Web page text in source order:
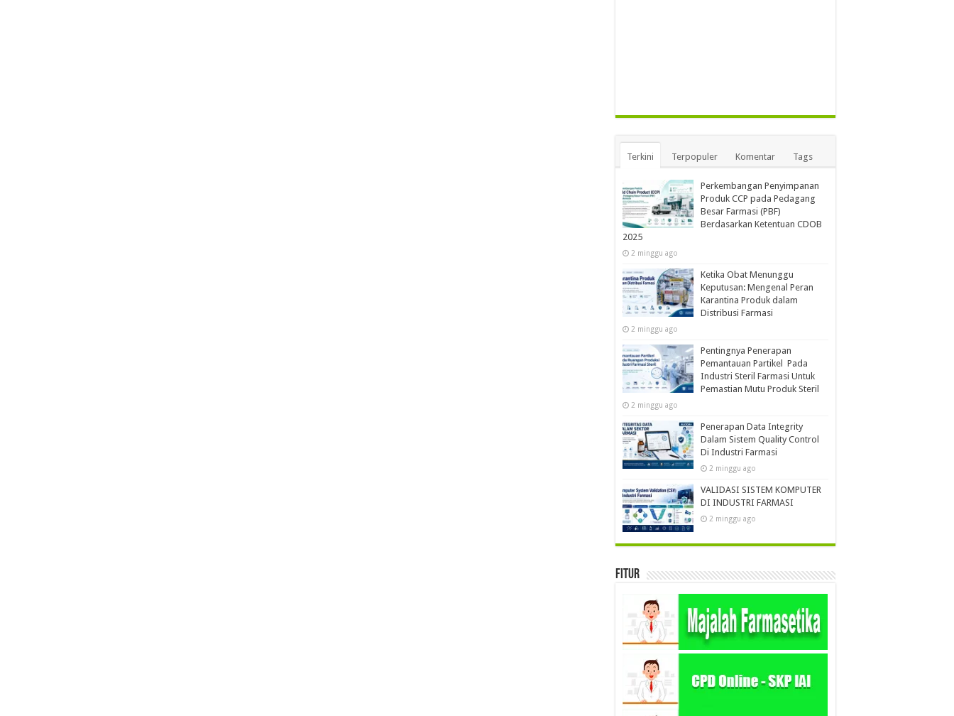
Terkini Terpopuler Komentar Tags
Perkembangan Penyimpanan
Produk CCP pada Pedagang
Besar Farmasi (PBF)
Berdasarkan Ketentuan CDOB
2025
2 minggu ago
Ketika Obat Menunggu
Keputusan: Mengenal Peran
Karantina Produk dalam
Distribusi Farmasi
2 minggu ago
Pentingnya Penerapan
Pemantauan Partikel Pada
Industri Steril Farmasi Untuk
Pemastian Mutu Produk Steril
2 minggu ago
Penerapan Data Integrity
Dalam Sistem Quality Control
Di Industri Farmasi
2 minggu ago
VALIDASI SISTEM KOMPUTER
DI INDUSTRI FARMASI
2 minggu ago
Fitur